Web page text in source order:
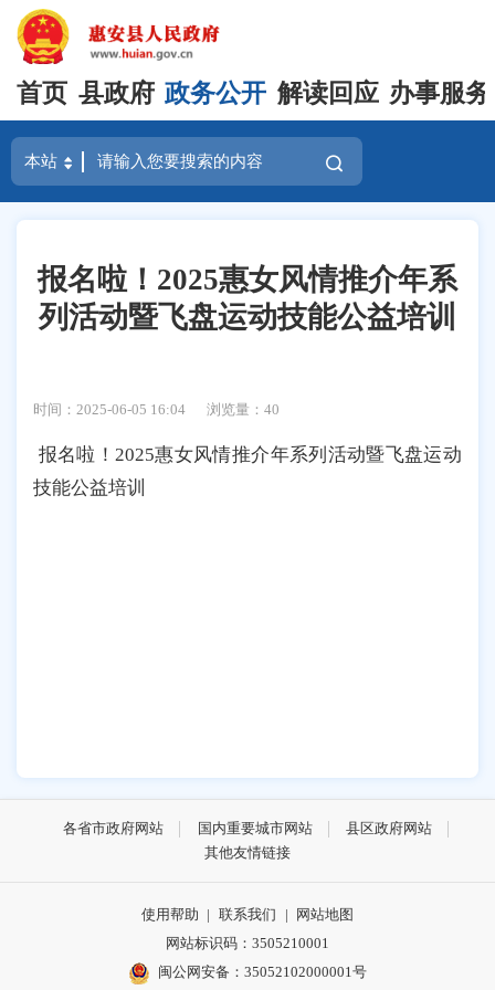
首页 县政府 政务公开 解读回应 办事服务
报名啦！2025惠女风情推介年系
列活动暨飞盘运动技能公益培训
时间：2025-06-05 16:04 浏览量：40
报名啦！2025惠女风情推介年系列活动暨飞盘运动
技能公益培训
各省市政府网站 国内重要城市网站
县区政府网站
其他友情链接
使用帮助 | 联系我们 | 网站地图
网站标识码：3505210001
闽公网安备：35052102000001号